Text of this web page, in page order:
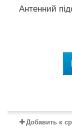
Антенний
Добавить к